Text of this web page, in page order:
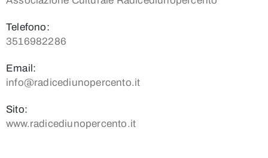
Telefono:
3516982286
Email:
info@radicediunopercento.it
Sito:
www.radicediunopercento.it